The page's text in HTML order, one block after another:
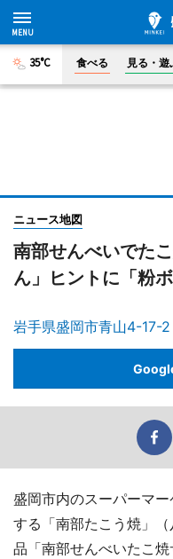
35°C 食べる 見る・遊
ニュース地図
南部せんべいでた
ん」ヒントに「粉
岩手県盛岡市青山4-17-2
盛岡市内のスーパーマ
する「南部たこう焼」
品「南部せんべいたこ焼